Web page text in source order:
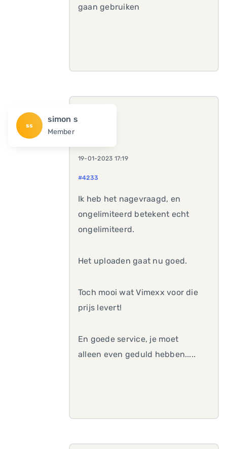
gaan gebruiken
ss
simon s
Member
19-01-2023 17:19
#4233
Ik heb het nagevraagd, en
ongelimiteerd betekent echt
ongelimiteerd.
Het uploaden gaat nu goed.
Toch mooi wat Vimexx voor die
prijs levert!
En goede service, je moet
alleen even geduld hebben.....